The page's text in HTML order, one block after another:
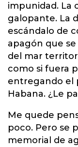
impunidad. La
galopante. La
escándalo de
apagón que
del mar
como si fuera
entregando el
Habana. ¿Le
Me quede
poco. Pero se
memorial de